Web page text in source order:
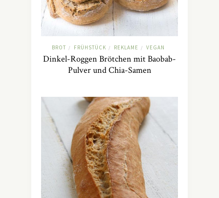
BROT / FRÜHSTÜCK / REKLAME / VEGAN
Dinkel-Roggen Brötchen mit Baobab-
Pulver und Chia-Samen